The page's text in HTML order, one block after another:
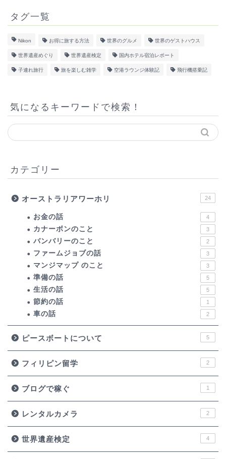
タグ一覧
Nikon お得に旅する方法 世界のグルメ 世界のゲストハウス
世界遺産めぐり 世界遺産検定 国内ホテル宿泊レポート
子連れ旅行 旅を楽しむ雑学 空港ラウンジ体験記 飛行機搭乗記
気になるキーワードで検索！
カテゴリー
オーストラリアワーホリ 24
お金の話 4
カナーボンのこと 3
バンバリーのこと 2
ファームジョブの話 3
マンジマップ のこと 3
準備の話 5
生活の話 5
節約の話 1
車の話 2
ピースボートについて 5
フィリピン留学 2
ブログで稼ぐ 1
レンタルカメラ 2
世界遺産検定 4